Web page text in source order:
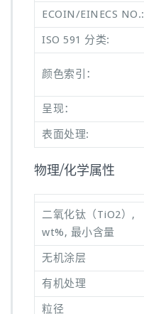
ECOIN/EINECS NO.:
ISO 591 分类:
颜色索引：
呈现：
表面处理:
物理/化学属性
二氧化钛（TiO2）,
wt%, 最小含量
无机涂层
有机处理
粒径